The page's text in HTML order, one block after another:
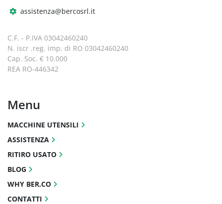
assistenza@bercosrl.it
C.F. - P.IVA 03042460240
N. iscr .reg. imp. di RO 03042460240
Cap. Soc. € 10.000
REA RO-446342
Menu
MACCHINE UTENSILI
ASSISTENZA
RITIRO USATO
BLOG
WHY BER.CO
CONTATTI